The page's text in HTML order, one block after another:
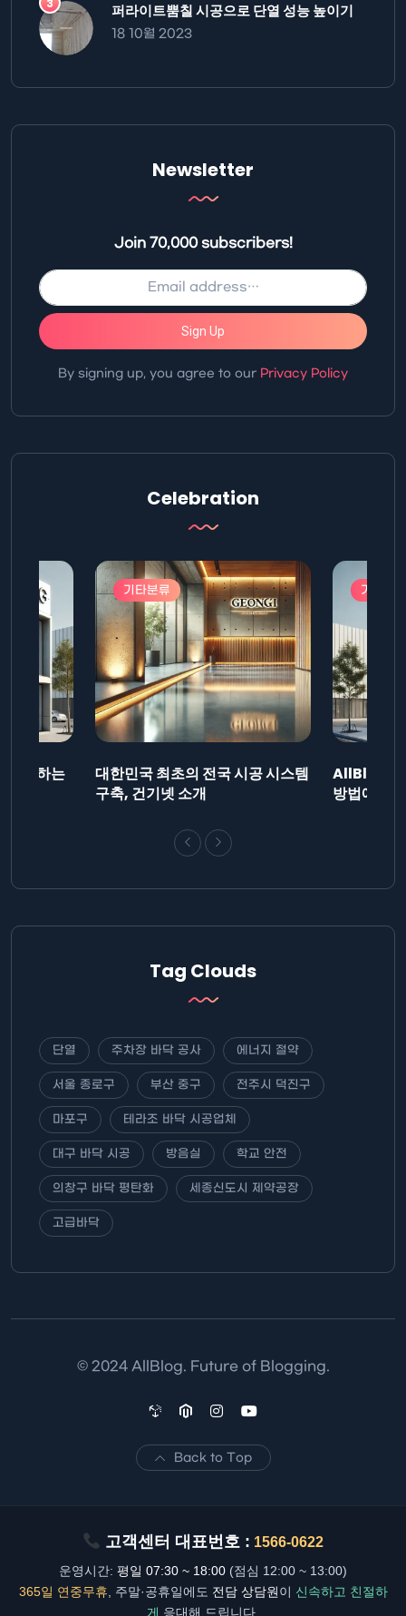
퍼라이트뿜칠 시공으로 단열 성능 높이기
18 10월 2023
Newsletter
Join 70,000 subscribers!
Sign Up
By signing up, you agree to our Privacy Policy
Celebration
제출하는
기타분류
대한민국 최초의 전국 시공 시스템
구축, 건기넷 소개
기타분
AllBlog에
방법에 대
Tag Clouds
단열 주차장 바닥 공사 에너지 절약
서울 종로구 부산 중구 전주시 덕진구
마포구 테라조 바닥 시공업체
대구 바닥 시공 방음실 학교 안전
의창구 바닥 평탄화 세종신도시 제약공장
고급바닥
© 2024 AllBlog. Future of Blogging.
Back to Top
고객센터 대표번호 : 1566-0622
운영시간: 평일 07:30 ~ 18:00 (점심 12:00 ~ 13:00)
365일 연중무휴, 주말·공휴일에도 전담 상담원이 신속하고 친절하
게 응대해 드립니다.